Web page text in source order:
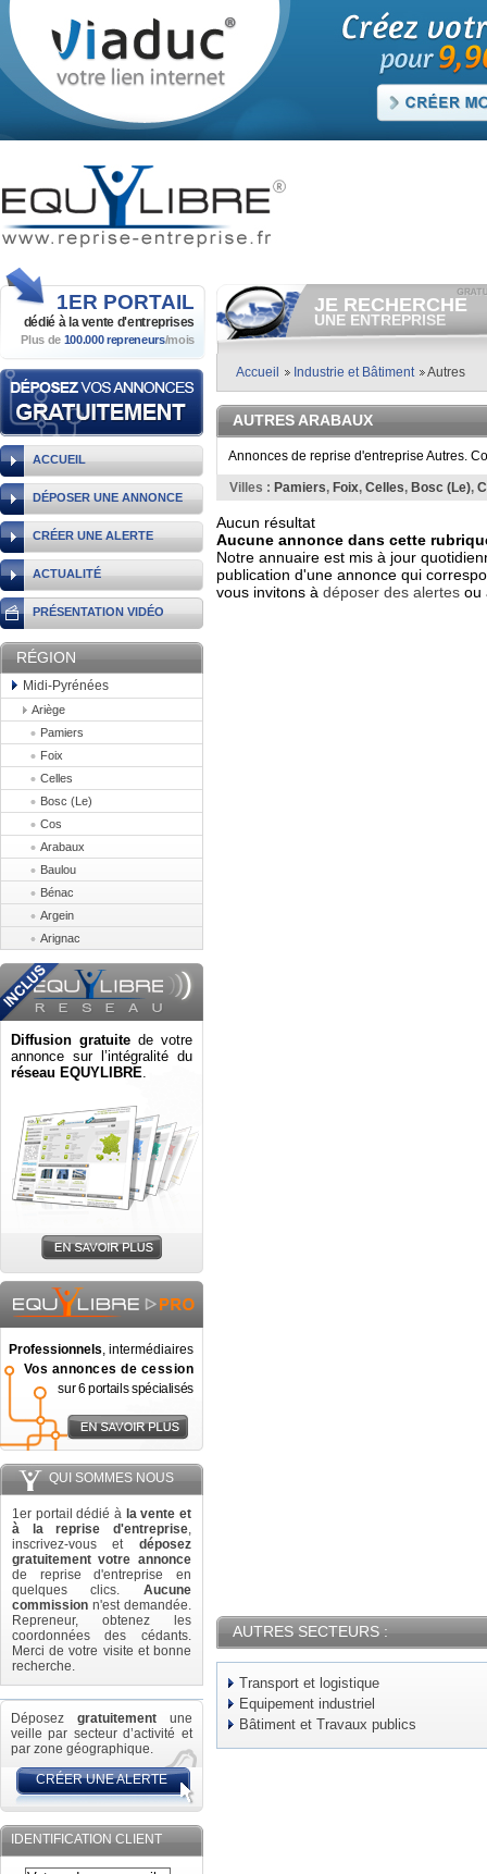
1ER PORTAIL
dédié à la vente d'entreprises
Plus de 100.000 repreneurs/mois
ACCUEIL
DÉPOSER UNE ANNONCE
CRÉER UNE ALERTE
ACTUALITÉ
PRÉSENTATION VIDÉO
RÉGION
Midi-Pyrénées
Ariège
Pamiers
Foix
Celles
Bosc (Le)
Cos
Arabaux
Baulou
Bénac
Argein
Arignac
Diffusion gratuite de votre
annonce sur l’intégralité du
réseau EQUYLIBRE.
Professionnels, intermédiaires
Vos annonces de cession
sur 6 portails spécialisés
QUI SOMMES NOUS
1er portail dédié à la vente et
à la reprise d'entreprise,
inscrivez-vous et déposez
gratuitement votre annonce
de reprise d'entreprise en
quelques clics. Aucune
commission n'est demandée.
Repreneur, obtenez les
coordonnées des cédants.
Merci de votre visite et bonne
recherche.
Déposez gratuitement une
veille par secteur d’activité et
par zone géographique.
CRÉER UNE ALERTE
IDENTIFICATION CLIENT
JE RECHERCHE
UNE ENTREPRISE
Consulter gratuitementles
vendre.
Et/ou déposergratuitement
votre recherche d'entreprise.
RECHERCHER UNE
ANNONCE
Accueil Industrie et Bâtiment Autres
AUTRES ARABAUX
Annonces de reprise d'entreprise Autres.
Villes : Pamiers, Foix, Celles, Bosc (Le),
Aucun résultat
Aucune annonce dans cette
Notre annuaire est mis à jour
publication d'une annonce qui
vous invitons à déposer des alertes ou
AUTRES SECTEURS :
Transport et logistique
Equipement industriel
Bâtiment et Travaux publics